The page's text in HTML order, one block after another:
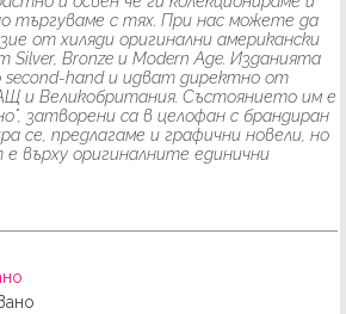
търгуваме с тях. При нас можете да
от хиляди оригинални американски
Silver, Bronze и Modern Age. Изданията
second-hand и идват директно от
и Великобритания. Състоянието им е
затворени са в целофан с брандиран
се, предлагаме и графични новели, но
върху оригиналните единични